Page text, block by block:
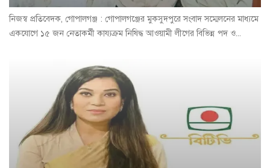
নিজস্ব প্রতিবেদক, গোপালগঞ্জ : গোপালগঞ্জের মুকসুদপুরে সংবাদ সম্মেলনের মাধ্যমে
একযোগে ১৫ জন নেতাকর্মী কায্যক্রম নিষিদ্ধ আওয়ামী লীগের বিভিন্ন পদ ও...